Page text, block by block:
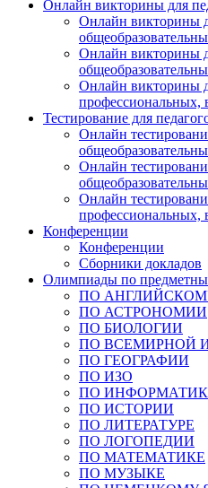
Онлайн викторины для
Онлайн викторины
Онлайн викторины
Онлайн викторины
профессиональных,
Тестирование для
Онлайн
Онлайн
Онлайн
профессиональных,
Конференции
Конференции
Сборники докладов
Олимпиады по
ПО
ПО АСТРОНОМИИ
ПО БИОЛОГИИ
ПО ВСЕМИРНОЙ
ПО ГЕОГРАФИИ
ПО ИЗО
ПО
ПО ИСТОРИИ
ПО ЛИТЕРАТУРЕ
ПО ЛОГОПЕДИИ
ПО МАТЕМАТИКЕ
ПО МУЗЫКЕ